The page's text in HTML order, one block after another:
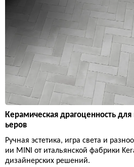
Керамическая драгоценность
ьеров
Ручная эстетика, игра света и
ии MINI от итальянской фабрики
дизайнерских решений.